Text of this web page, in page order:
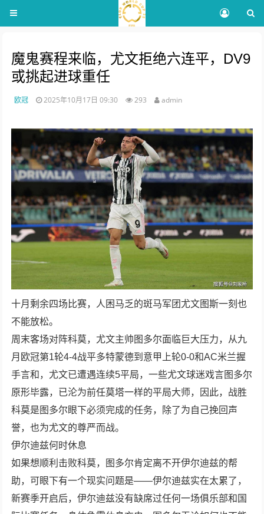
魔鬼赛程来临，尤文拒绝六连平，DV9
或挑起进球重任
欧冠 2025年10月17日 09:30 293 admin
十月剩余四场比赛，人困马乏的斑马军团尤文图斯一刻也
不能放松。
周末客场对阵科莫，尤文主帅图多尔面临巨大压力，从九
月欧冠第1轮4-4战平多特蒙德到意甲上轮0-0和AC米兰握
手言和，尤文已遭遇连续5平局，一些尤文球迷戏言图多尔
原形毕露，已沦为前任莫塔一样的平局大师，因此，战胜
科莫是图多尔眼下必须完成的任务，除了为自己挽回声
誉，也为尤文的尊严而战。
伊尔迪兹何时休息
如果想顺利击败科莫，图多尔肯定离不开伊尔迪兹的帮
助，可眼下有一个现实问题是——伊尔迪兹实在太累了，
新赛季开启后，伊尔迪兹没有缺席过任何一场俱乐部和国